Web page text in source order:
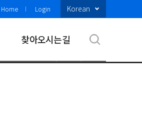
Home Login Korean
찾아오시는길